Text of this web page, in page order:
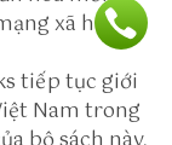
xã hội
tiếp tục giới
Nam trong